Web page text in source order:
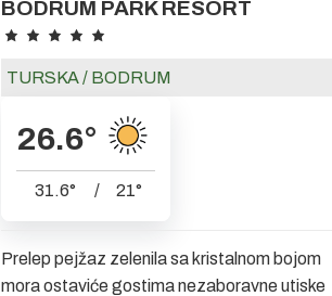
BODRUM PARK RESORT
TURSKA/ BODRUM
26.6°
31.6° / 21°
Prelep pejžaz zelenila sa kristalnom bojom
mora ostaviće gostima nezaboravne utiske